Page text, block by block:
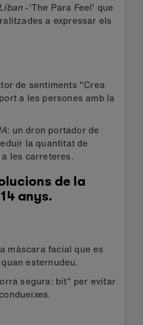
-'The Para Feel' que
a expressar els
de sentiments "Crea
a les persones amb la
: un dron portador de
la quantitat de
les carreteres.
de la
anys.
màscara facial que es
esternudeu.
segura: bit" per evitar